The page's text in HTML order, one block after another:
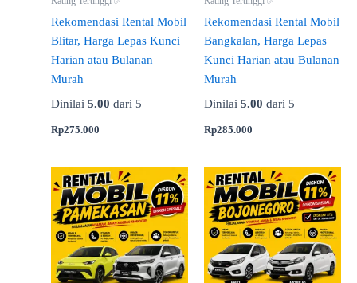
Rekomendasi Rental Mobil
Blitar, Harga Lepas Kunci
Harian atau Bulanan
Murah
Dinilai 5.00 dari 5
Rp275.000
Rekomendasi Rental Mobil
Bangkalan, Harga Lepas
Kunci Harian atau Bulanan
Murah
Dinilai 5.00 dari 5
Rp285.000